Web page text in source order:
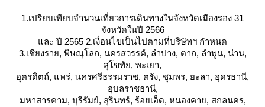
1.เปรียบเทียบจำนวนเที่ยวการเดินทางในจังหวัดเมืองรอง 31
จังหวัดในปี 2566
ละ ปี 2565 2.เงื่อนไขเป็นไปตามที่บริษัทฯ กําหนด
3.เชียงราย, พิษณุโลก, นครสวรรค์, ลำปาง, ตาก, ลำพูน, น่าน,
สุโขทัย, พะเยา,
อุตรดิตถ์, แพร่, นครศรีธรรมราช, ตรัง, ชุมพร, ยะลา, อุดรธานี,
อุบลราชธานี,
มหาสารคาม, บุรีรัมย์, สุรินทร์, ร้อยเอ็ด, หนองคาย, สกลนคร,